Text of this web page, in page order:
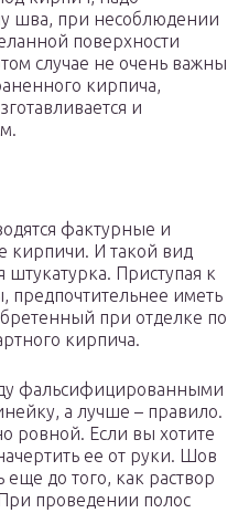
шва, при несоблюдении
поверхности
случае не очень важны
кирпича,
и
фактурные и
кирпичи. И такой вид
Приступая к
иметь
при отделке по
кирпича.
фальсифицированными
а лучше – правило.
ровной. Если вы хотите
ее от руки. Шов
еще до того, как раствор
проведении полос